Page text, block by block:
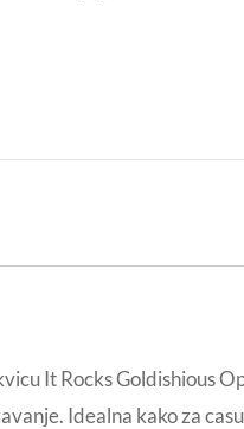
It Rocks Goldishious
Idealna kako za